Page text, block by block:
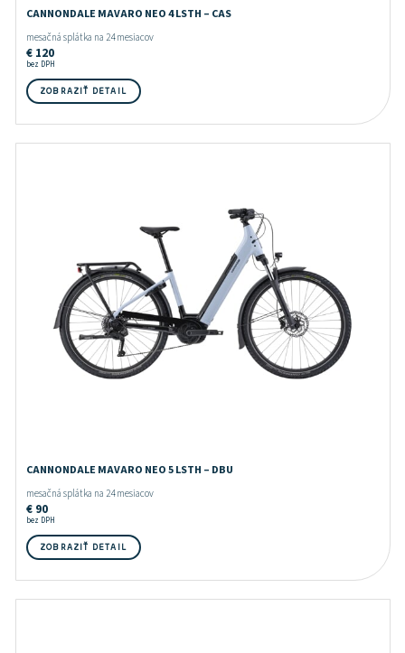
CANNONDALE MAVARO NEO 4 LSTH – CAS
mesačná splátka na 24 mesiacov
€120
bez DPH
ZOBRAZIŤ DETAIL
CANNONDALE MAVARO NEO 5 LSTH – DBU
mesačná splátka na 24 mesiacov
€90
bez DPH
ZOBRAZIŤ DETAIL